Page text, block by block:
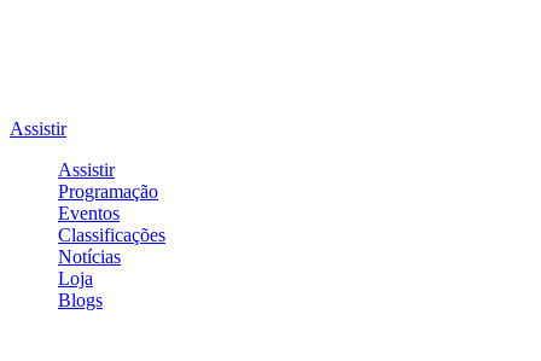
Assistir
Assistir
Programação
Eventos
Classificações
Notícias
Loja
Blogs